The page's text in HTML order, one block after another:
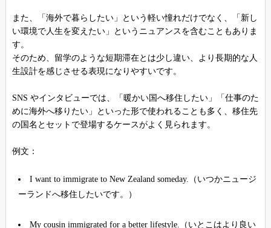
また、「海外で暮らしたい」という軽い憧れだけでなく、「新し
い環境で人生を変えたい」というニュアンスを含むこともありま
す。
そのため、留学のような短期滞在とは少し違い、より長期的な人
生設計を感じさせる表現になりやすいです。
SNS やインタビューでは、「暖かい国へ移住したい」「仕事のた
めに海外へ移りたい」といった形で使われることも多く、移住先
の国名とセットで登場するケースがよく見られます。
例文：
I want to immigrate to New Zealand someday.（いつかニュージ
ーランドへ移住したいです。）
My cousin immigrated for a better lifestyle.（いとこはより良い